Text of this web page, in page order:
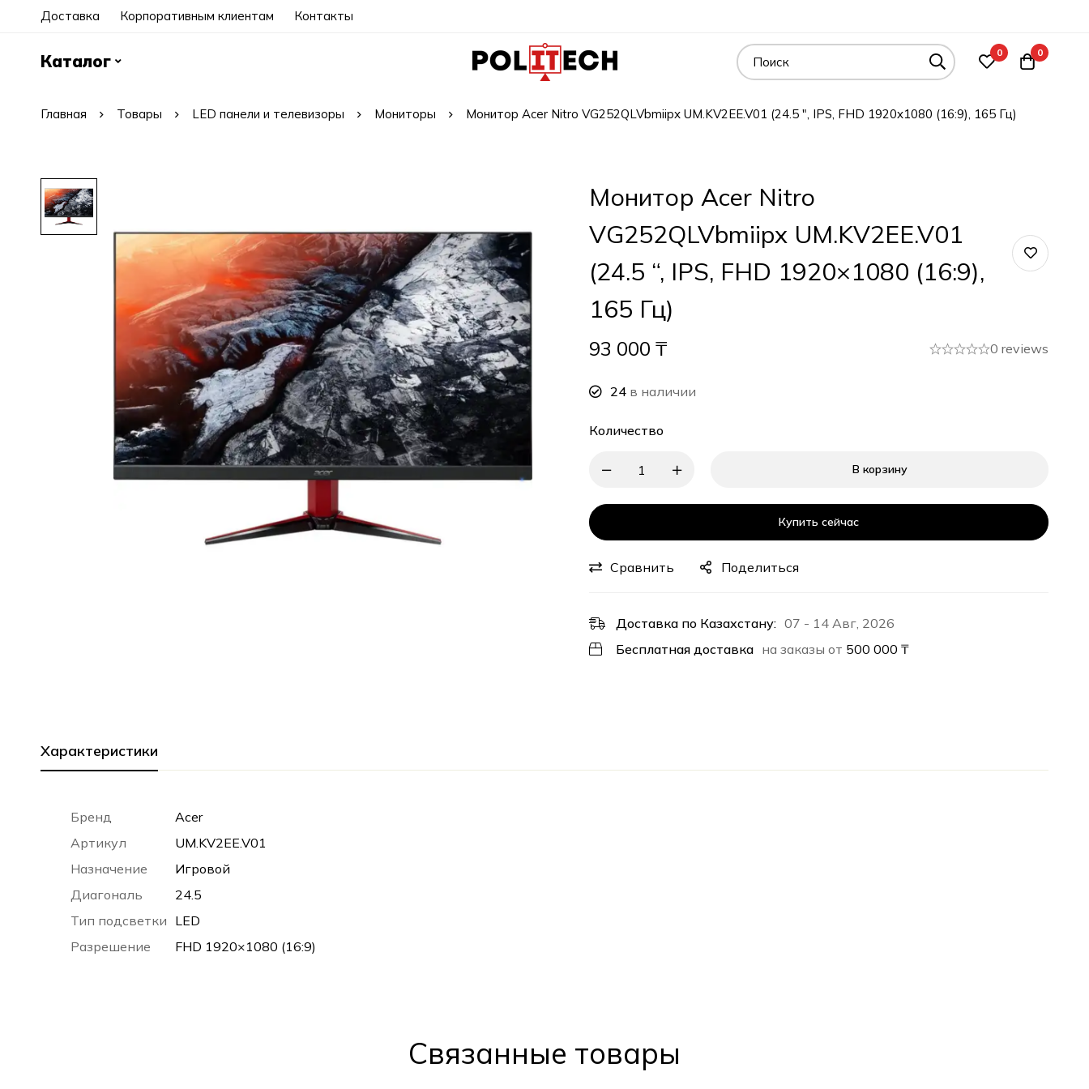
Доставка Корпоративным клиентам Контакты
Каталог 0 0
Главная Товары LED панели и телевизоры Мониторы Монитор Acer Nitro VG252QLVbmiipx UM.KV2EE.V01 (24.5 ", IPS, FHD 1920x1080 (16:9), 165 Гц)
Монитор Acer Nitro
VG252QLVbmiipx UM.KV2EE.V01
(24.5 “, IPS, FHD 1920×1080 (16:9),
165 Гц)
93 000 ₸ 0 reviews
24 в наличии
Количество
В корзину
Купить сейчас
Сравнить Поделиться
Доставка по Казахстану: 07 - 14 Авг, 2026
Бесплатная доставка на заказы от 500 000 ₸
Характеристики
Бренд
Acer
Артикул
UM.KV2EE.V01
Назначение
Игровой
Диагональ
24.5
Тип подсветки LED
Разрешение
FHD 1920×1080 (16:9)
Cвязанные товары